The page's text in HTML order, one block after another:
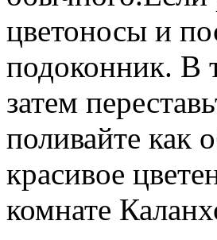
цветоносы и
подоконник. В
затем
поливайте как
красивое
комнате